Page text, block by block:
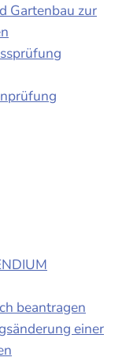
Gartenbau zur
beantragen
einer